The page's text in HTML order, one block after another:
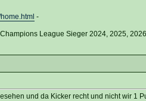
-
League Sieger 2024, 2025, 2026
und da Kicker recht und nicht wir 1